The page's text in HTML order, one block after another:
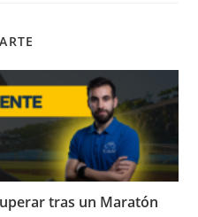
tras un Maratón